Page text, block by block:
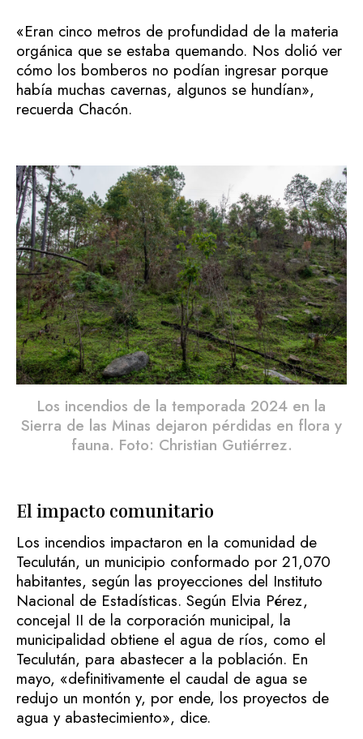
«Eran cinco metros de profundidad de la materia
orgánica que se estaba quemando. Nos dolió ver
cómo los bomberos no podían ingresar porque
había muchas cavernas, algunos se hundían»,
recuerda Chacón.
Los incendios de la temporada 2024 en la
Sierra de las Minas dejaron pérdidas en flora y
fauna. Foto: Christian Gutiérrez.
El impacto comunitario
Los incendios impactaron en la comunidad de
Teculután, un municipio conformado por 21,070
habitantes, según las proyecciones del Instituto
Nacional de Estadísticas. Según Elvia Pérez,
concejal II de la corporación municipal, la
municipalidad obtiene el agua de ríos, como el
Teculután, para abastecer a la población. En
mayo, «definitivamente el caudal de agua se
redujo un montón y, por ende, los proyectos de
agua y abastecimiento», dice.